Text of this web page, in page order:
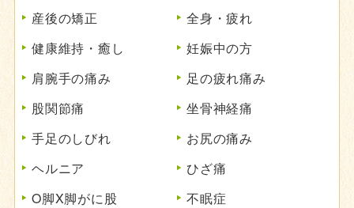
産後の矯正
全身・疲れ
健康維持・癒し
妊娠中の方
肩腕手の痛み
足の疲れ痛み
股関節痛
坐骨神経痛
手足のしびれ
お尻の痛み
ヘルニア
ひざ痛
O脚X脚がに股
不眠症